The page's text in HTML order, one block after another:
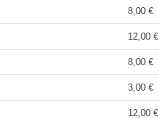
8,00 €
12,00 €
8,00 €
3,00 €
12,00 €